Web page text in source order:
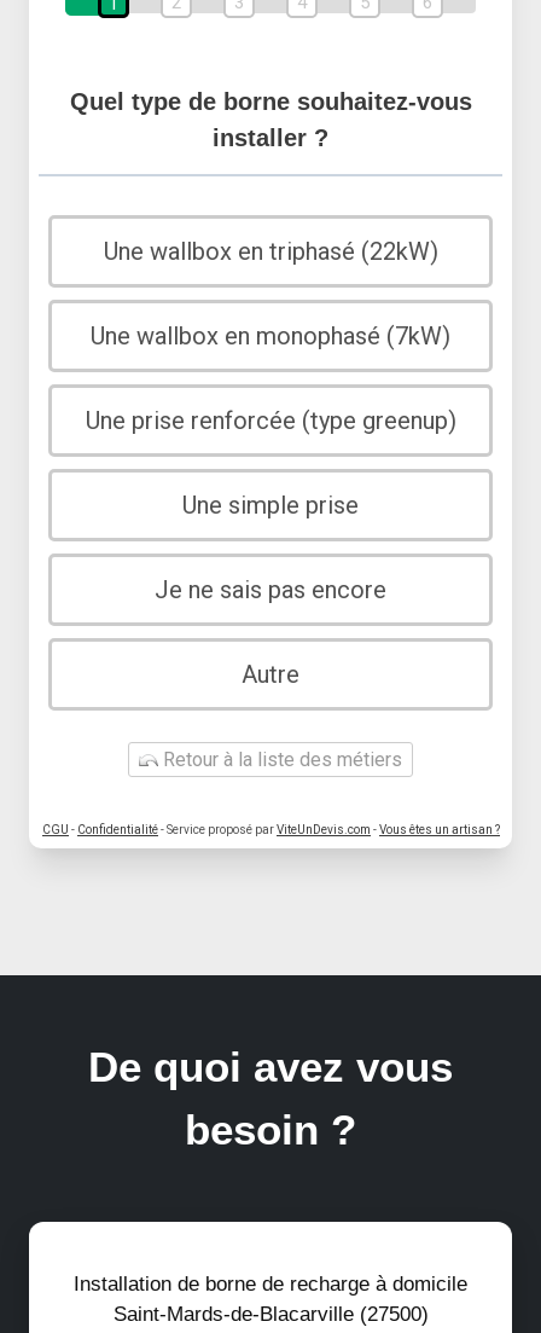
Quel type de borne souhaitez-vous
installer ?
Une wallbox en triphasé (22kW)
Une wallbox en monophasé (7kW)
Une prise renforcée (type greenup)
Une simple prise
Je ne sais pas encore
Autre
Retour à la liste des métiers
CGU - Confidentialité- Service proposé parViteUnDevis.com -Vous êtes un artisan ?
De quoi avez vous
besoin ?
Installation de borne de recharge à domicile
Saint-Mards-de-Blacarville (27500)